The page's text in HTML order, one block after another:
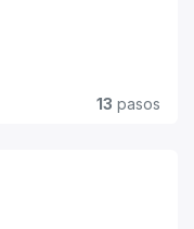
13 pasos